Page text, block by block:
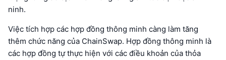
ninh.
Việc tích hợp các hợp đồng thông minh càng làm tăng
thêm chức năng của ChainSwap. Hợp đồng thông minh là
các hợp đồng tự thực hiện với các điều khoản của thỏa